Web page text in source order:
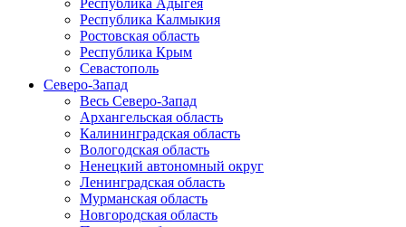
Республика Адыгея
Республика Калмыкия
Ростовская область
Республика Крым
Севастополь
Северо-Запад
Весь Северо-Запад
Архангельская область
Калининградская область
Вологодская область
Ненецкий автономный округ
Ленинградская область
Мурманская область
Новгородская область